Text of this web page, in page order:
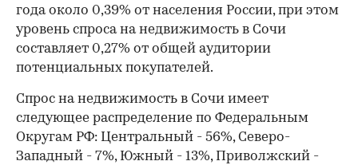
года около 0,39% от населения России, при этом
уровень спроса на недвижимость в Сочи
составляет 0,27% от общей аудитории
потенциальных покупателей.
Спрос на недвижимость в Сочи имеет
следующее распределение по Федеральным
Округам РФ: Центральный - 56%, Северо-
Западный - 7%, Южный - 13%, Приволжский -